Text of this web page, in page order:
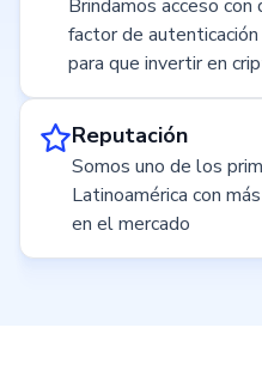
Brindamos acceso
factor de
para que invertir en
Reputación
Somos uno de los
Latinoamérica con
en el mercado